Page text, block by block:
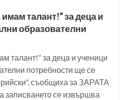
талант!“ за деца и
образователни
талант!“ за деца и ученици
потребности ще се
съобщиха за ЗАРАТА
записването се извършва